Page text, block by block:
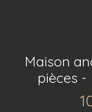
Maison
pièces -